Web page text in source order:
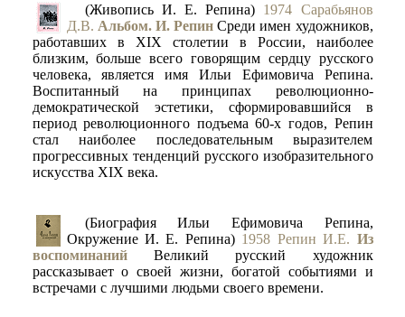
(Живопись И. Е. Репина) 1974 Сарабьянов
Д.В. Альбом. И. Репин Среди имен художников,
работавших в XIX столетии в России, наиболее
близким, больше всего говорящим сердцу русского
человека, является имя Ильи Ефимовича Репина.
Воспитанный на принципах революционно-
демократической эстетики, сформировавшийся в
период революционного подъема 60-х годов, Репин
стал наиболее последовательным выразителем
прогрессивных тенденций русского изобразительного
искусства XIX века.
(Биография Ильи Ефимовича Репина,
Окружение И. Е. Репина) 1958 Репин И.Е. Из
воспоминанийВеликий русский художник
рассказывает о своей жизни, богатой событиями и
встречами с лучшими людьми своего времени.